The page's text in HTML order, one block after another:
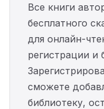
Все книги
бесплатного
для онлайн-
регистрации и
сможете
библиотеку,